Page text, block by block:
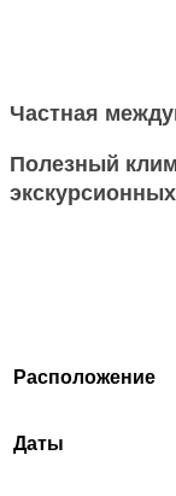
Частная
Полезный
Расположение
Даты